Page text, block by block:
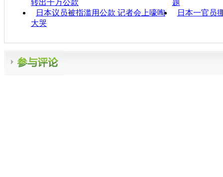
转出千万公款
题
日本议员被指滥用公款 记者会上嚎啕
大哭
日本一官员